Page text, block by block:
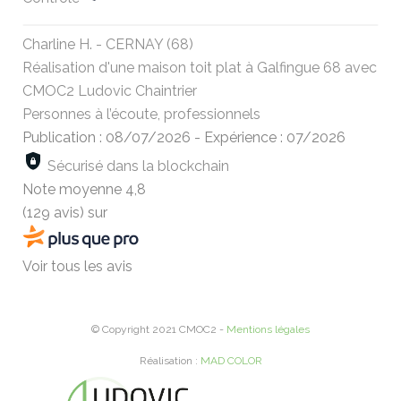
Charline H. - CERNAY (68)
Réalisation d'une maison toit plat à Galfingue 68 avec
CMOC2 Ludovic Chaintrier
Personnes à l’écoute, professionnels
Publication : 08/07/2026 - Expérience : 07/2026
Sécurisé dans la blockchain
Note moyenne 4,8
(129 avis) sur
Voir tous les avis
© Copyright 2021 CMOC2 - Mentions légales
Réalisation : MAD COLOR